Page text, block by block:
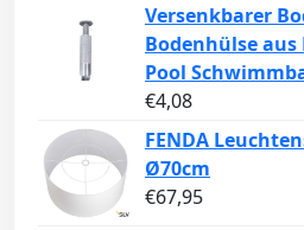
Versenkbarer
Bodenhülse
Pool
€4,08
FENDA
Ø70cm
€67,95